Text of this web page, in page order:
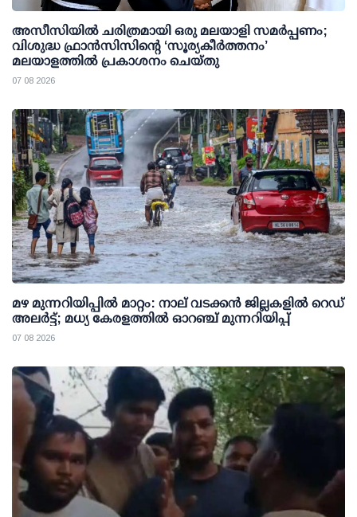
അസീസിയിൽ ചരിത്രമായി ഒരു മലയാളി സമർപ്പണം;
വിശുദ്ധ ഫ്രാൻസിസിന്റെ ‘സൂര്യകീർത്തനം’
മലയാളത്തിൽ പ്രകാശനം ചെയ്തു
07 08 2026
മഴ മുന്നറിയിപ്പില്‍ മാറ്റം: നാല് വടക്കന്‍ ജില്ലകളില്‍ റെഡ്
അലര്‍ട്ട്; മധ്യ കേരളത്തില്‍ ഓറഞ്ച് മുന്നറിയിപ്പ്
07 08 2026